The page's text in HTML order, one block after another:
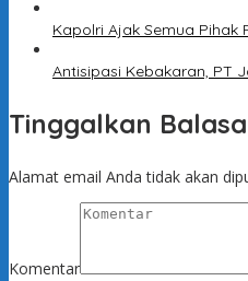
Kapolri Ajak Semua Pihak
Antisipasi Kebakaran, PT
Tinggalkan
Alamat email Anda tidak akan
Komentar